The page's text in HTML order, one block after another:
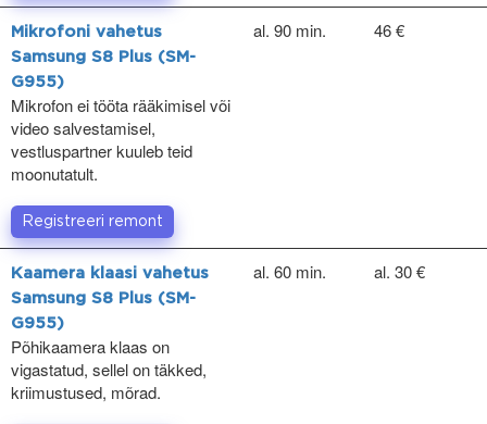
Mikrofoni vahetus
Samsung S8 Plus (SM-
G955)
Mikrofon ei tööta rääkimisel või
video salvestamisel,
vestluspartner kuuleb teid
moonutatult.
al. 90 min. 46 €
Registreeri remont
Kaamera klaasi vahetus
Samsung S8 Plus (SM-
G955)
Põhikaamera klaas on
vigastatud, sellel on täkked,
kriimustused, mõrad.
al. 60 min. al. 30 €